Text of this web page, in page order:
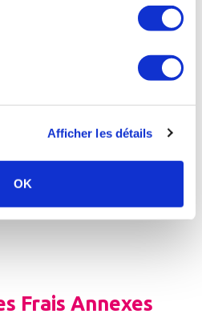
Afficher les détails
OK
la
de
Frais Annexes